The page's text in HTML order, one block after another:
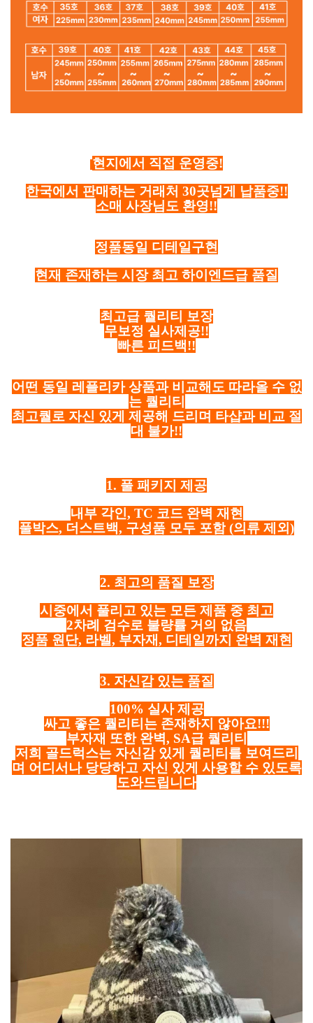
현지에서 직접 운영중!
한국에서 판매하는 거래처 30곳넘게 납품중!!
소매 사장님도 환영!!
정품동일 디테일구현
현재 존재하는 시장 최고 하이엔드급 품질
최고급 퀄리티 보장
무보정 실사제공!!
빠른 피드백!!
어떤 동일 레플리카 상품과 비교해도 따라올 수 없
는 퀄리티
최고퀄로 자신 있게 제공해 드리며 타샵과 비교 절
대 불가!!
1. 풀 패키지 제공
내부 각인, TC 코드 완벽 재현
풀박스, 더스트백, 구성품 모두 포함 (의류 제외)
2. 최고의 품질 보장
시중에서 풀리고 있는 모든 제품 중 최고
2차례 검수로 불량률 거의 없음
정품 원단, 라벨, 부자재, 디테일까지 완벽 재현
3. 자신감 있는 품질
100% 실사 제공
싸고 좋은 퀄리티는 존재하지 않아요!!!
부자재 또한 완벽, SA급 퀄리티
저희 골드럭스는 자신감 있게 퀄리티를 보여드리
며 어디서나 당당하고 자신 있게 사용할 수 있도록
도와드립니다